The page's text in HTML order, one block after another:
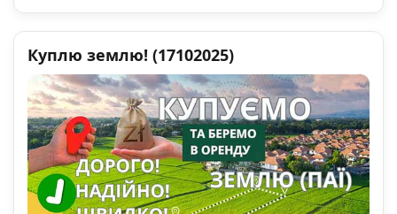
Куплю землю! (17102025)